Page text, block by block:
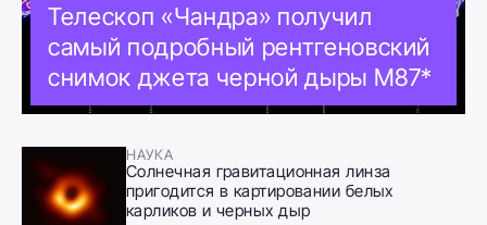
Телескоп «Чандра» получил
самый подробный рентгеновский
снимок джета черной дыры M87*
НАУКА
Солнечная гравитационная линза
пригодится в картировании белых
карликов и черных дыр